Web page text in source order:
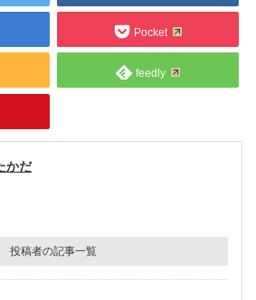
Pocket
feedly
かだ
投稿者の記事一覧